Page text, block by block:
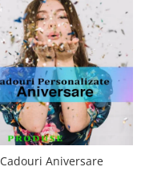
Cadouri Aniversare